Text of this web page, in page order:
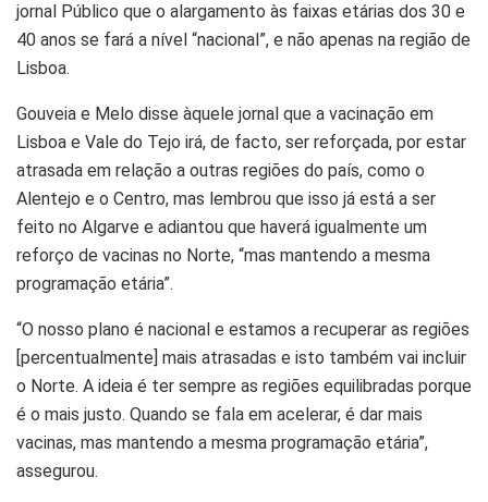
jornal Público que o alargamento às faixas etárias dos 30 e
40 anos se fará a nível “nacional”, e não apenas na região de
Lisboa.
Gouveia e Melo disse àquele jornal que a vacinação em
Lisboa e Vale do Tejo irá, de facto, ser reforçada, por estar
atrasada em relação a outras regiões do país, como o
Alentejo e o Centro, mas lembrou que isso já está a ser
feito no Algarve e adiantou que haverá igualmente um
reforço de vacinas no Norte, “mas mantendo a mesma
programação etária”.
“O nosso plano é nacional e estamos a recuperar as regiões
[percentualmente] mais atrasadas e isto também vai incluir
o Norte. A ideia é ter sempre as regiões equilibradas porque
é o mais justo. Quando se fala em acelerar, é dar mais
vacinas, mas mantendo a mesma programação etária”,
assegurou.